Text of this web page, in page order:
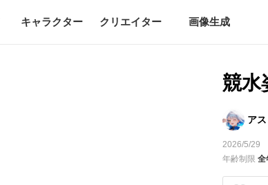
キャラクター クリエイター 画像生成
競水
ア
2026/5/29
年齢制限 全